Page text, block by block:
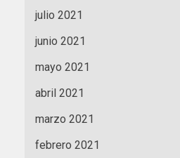
julio 2021
junio 2021
mayo 2021
abril 2021
marzo 2021
febrero 2021